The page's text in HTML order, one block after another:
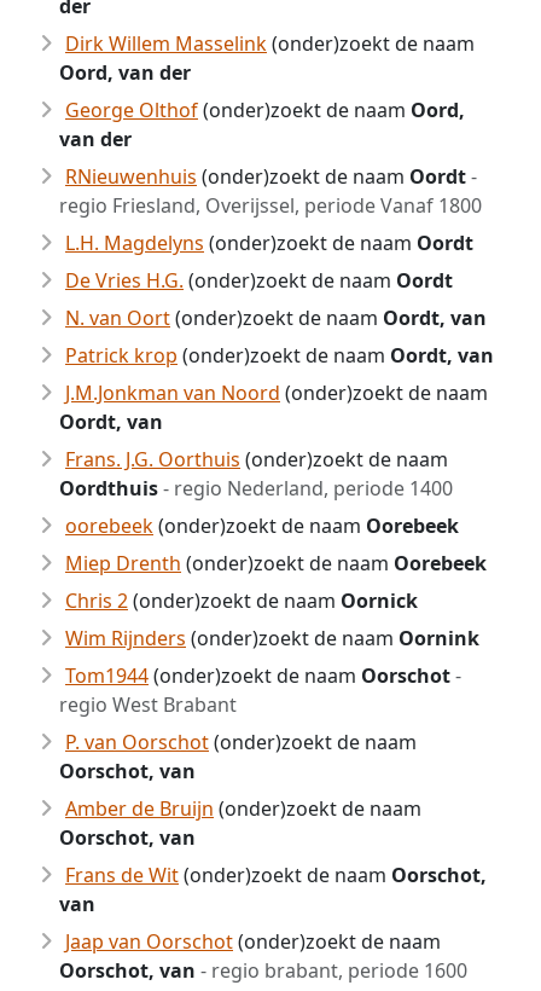
der
Dirk Willem Masselink(onder)zoekt de naam
Oord, van der
George Olthof(onder)zoekt de naam Oord,
van der
RNieuwenhuis (onder)zoekt de naam Oordt-
regio Friesland, Overijssel, periode Vanaf 1800
L.H. Magdelyns (onder)zoekt de naam Oordt
De Vries H.G. (onder)zoekt de naam Oordt
N. van Oort(onder)zoekt de naam Oordt, van
Patrick krop (onder)zoekt de naam Oordt, van
J.M.Jonkman van Noord (onder)zoekt de naam
Oordt, van
Frans. J.G. Oorthuis (onder)zoekt de naam
Oordthuis- regio Nederland, periode 1400
oorebeek(onder)zoekt de naam Oorebeek
Miep Drenth (onder)zoekt de naam Oorebeek
Chris 2(onder)zoekt de naam Oornick
Wim Rijnders (onder)zoekt de naam Oornink
Tom1944(onder)zoekt de naam Oorschot-
regio West Brabant
P. van Oorschot(onder)zoekt de naam
Oorschot, van
Amber de Bruijn (onder)zoekt de naam
Oorschot, van
Frans de Wit(onder)zoekt de naam Oorschot,
van
Jaap van Oorschot(onder)zoekt de naam
Oorschot, van - regio brabant, periode 1600